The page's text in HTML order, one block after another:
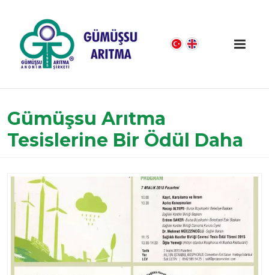
Gümüşsu Arıtma
Tesislerine Bir Ödül Daha